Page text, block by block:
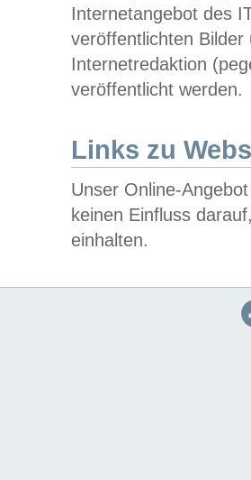
Internetangebot des
veröffentlichten
Internetredaktion
veröffentlicht werden.
Links zu
Unser Online-
keinen Einfluss
einhalten.